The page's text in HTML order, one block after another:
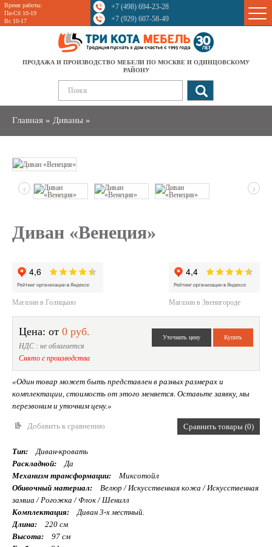
Время работы:
Пн-Сб 10-19
Вс 10-17
+7 (498) 694-23-28
+7 (929) 607-58-49
ПРОДАЖА И ПРОИЗВОДСТВО МЕБЕЛИ ПО МОСКВЕ И ОДИНЦОВСКОМУ
РАЙОНУ
Главная » Диваны »
Sale
‹ ›
Диван «Венеция»
Магазин в Голицыно Магазин в Звенигороде
Цена: от 0 руб.
НДС : не облагается
Снято с производства
«Один товар может быть представлен в разных размерах и
комплектации, стоимость от этого меняется. Оставьте заявку, мы
перезвоним и уточним цену.»
Добавить к сравнению Сравнить товары (0)
Тип:
Диван-кровать
Раскладной:
Да
Механизм трансформации:
Миксотойл
Обивочный материал:
Велюр / Искуcственная кожа / Искусственная
замша / Рогожка / Флок / Шенилл
Комплектация:
Диван 3-х местный.
Длина:
220 см
Высота:
97 см